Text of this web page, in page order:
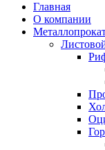
Главная
О компании